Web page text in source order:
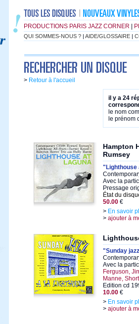
PRODUCTIONS PARIS JAZZ CORNER
QUI SOMMES-NOUS ? | AIDE/GLOSSAIRE |
> Retour à l'accueil
il y a 24
le nom
le prénom
Hampton
Rumsey
"Lighthouse
Avec la
Pressage
État du
50.00 €
> En savoir
> ajouter à
"Sunday
Avec la
Ferguson,
Manne,
Edition cd
10.00 €
> En savoir
> ajouter à